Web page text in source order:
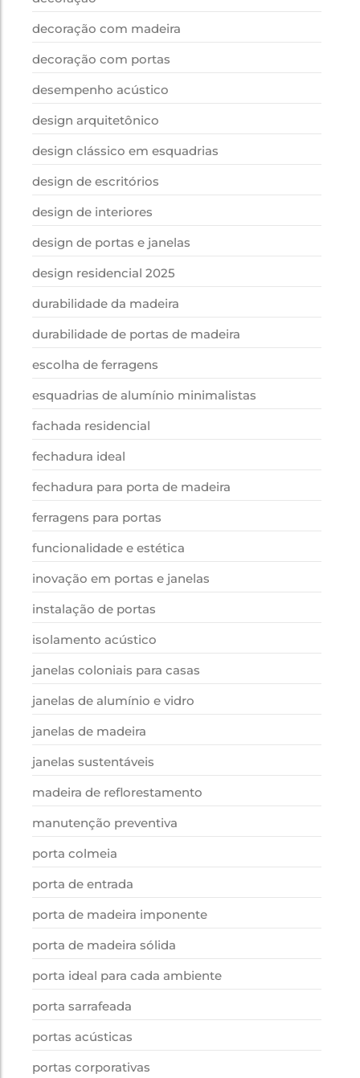
decoração com madeira
decoração com portas
desempenho acústico
design arquitetônico
design clássico em esquadrias
design de escritórios
design de interiores
design de portas e janelas
design residencial 2025
durabilidade da madeira
durabilidade de portas de madeira
escolha de ferragens
esquadrias de alumínio minimalistas
fachada residencial
fechadura ideal
fechadura para porta de madeira
ferragens para portas
funcionalidade e estética
inovação em portas e janelas
instalação de portas
isolamento acústico
janelas coloniais para casas
janelas de alumínio e vidro
janelas de madeira
janelas sustentáveis
madeira de reflorestamento
manutenção preventiva
porta colmeia
porta de entrada
porta de madeira imponente
porta de madeira sólida
porta ideal para cada ambiente
porta sarrafeada
portas acústicas
portas corporativas